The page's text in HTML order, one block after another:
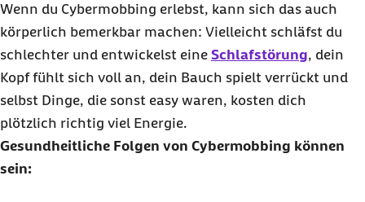
Wenn du Cybermobbing erlebst, kann sich das auch
körperlich bemerkbar machen: Vielleicht schläfst du
schlechter und entwickelst eine Schlafstörung, dein
Kopf fühlt sich voll an, dein Bauch spielt verrückt und
selbst Dinge, die sonst easy waren, kosten dich
plötzlich richtig viel Energie.
Gesundheitliche Folgen von Cybermobbing können
sein: